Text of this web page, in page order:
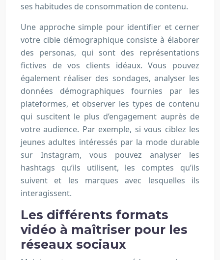
ses habitudes de consommation de contenu.
Une approche simple pour identifier et cerner
votre cible démographique consiste à élaborer
des personas, qui sont des représentations
fictives de vos clients idéaux. Vous pouvez
également réaliser des sondages, analyser les
données démographiques fournies par les
plateformes, et observer les types de contenu
qui suscitent le plus d’engagement auprès de
votre audience. Par exemple, si vous ciblez les
jeunes adultes intéressés par la mode durable
sur Instagram, vous pouvez analyser les
hashtags qu’ils utilisent, les comptes qu’ils
suivent et les marques avec lesquelles ils
interagissent.
Les différents formats
vidéo à maîtriser pour les
réseaux sociaux